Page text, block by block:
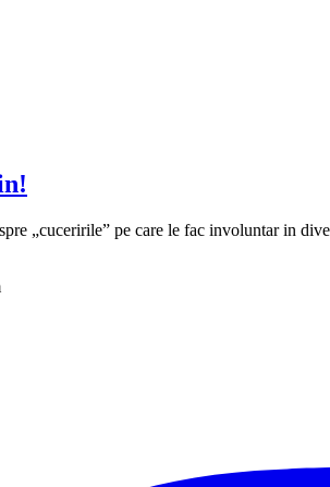
„cuceririle” pe care le fac involuntar in